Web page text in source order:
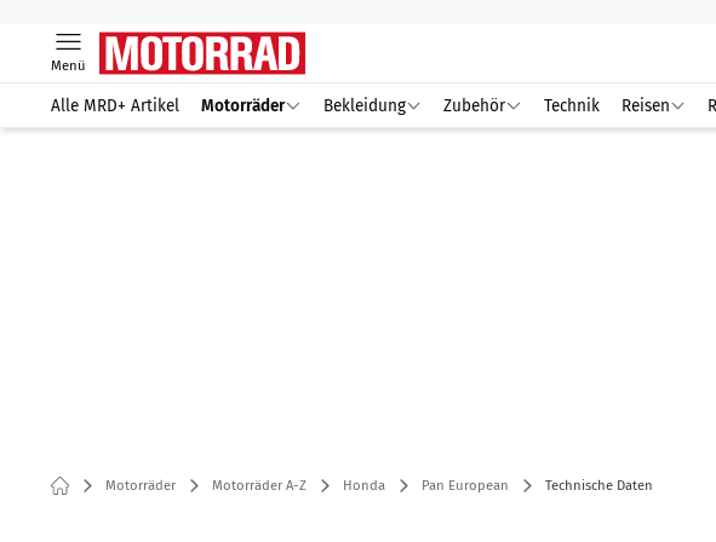
Menü
Alle MRD+ Artikel Motorräder Bekleidung Zubehör Technik Reisen
Motorräder Motorräder A-Z Honda Pan European Technische Daten